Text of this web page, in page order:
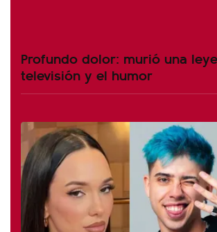
Profundo dolor: murió una
televisión y el humor